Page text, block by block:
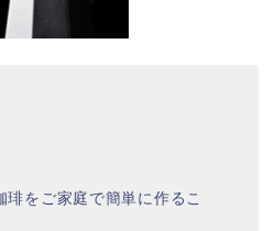
琲をご家庭で簡単に作るこ